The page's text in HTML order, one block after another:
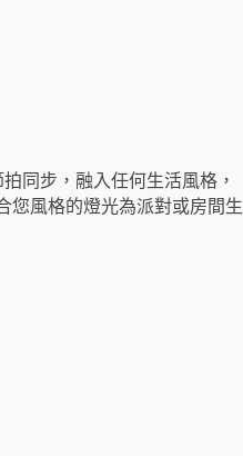
同步，融入任何生活風格，
您風格的燈光為派對或房間生